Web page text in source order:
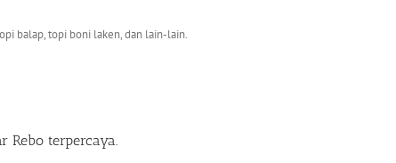
balap, topi boni laken, dan lain-lain.
Rebo terpercaya.